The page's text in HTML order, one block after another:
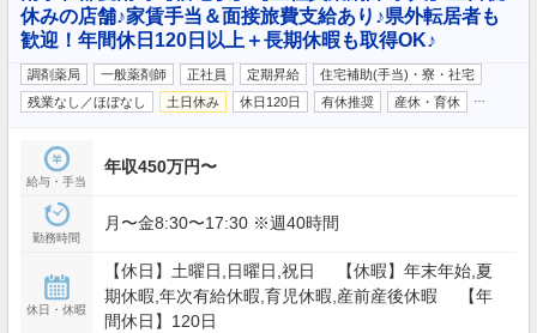
休みの店舗♪家賃手当＆面接旅費支給あり♪県外転居者も
歓迎！年間休日120日以上＋長期休暇も取得OK♪
調剤薬局 一般薬剤師 正社員 定期昇給
住宅補助(手当)・寮・社宅
残業なし／ほぼなし
土日休み 休日120日 有休推奨 産休・育休
給与・手当
年収450万円〜
勤務時間
月〜金8:30〜17:30 ※週40時間
休日・休暇
【休日】土曜日,日曜日,祝日 【休暇】年末年始,夏
期休暇,年次有給休暇,育児休暇,産前産後休暇 【年
間休日】120日